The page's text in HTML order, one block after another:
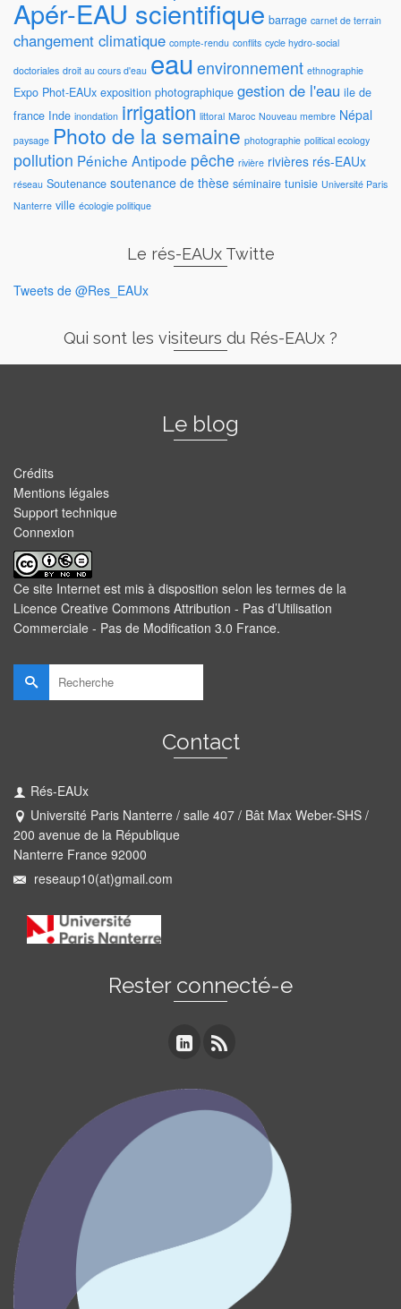
Apér-EAU scientifique barrage carnet de terrain
changement climatique compte-rendu conflits cycle hydro-social
doctoriales droit au cours d'eau eau environnement ethnographie
Expo Phot-EAUx exposition photographique gestion de l'eau ile de
france Inde inondation irrigation littoral Maroc Nouveau membre Népal
paysage Photo de la semaine photographie political ecology
pollution Péniche Antipode pêche rivière rivières rés-EAUx
réseau Soutenance soutenance de thèse séminaire tunisie Université Paris
Nanterre ville écologie politique
Le rés-EAUx Twitte
Tweets de @Res_EAUx
Qui sont les visiteurs du Rés-EAUx ?
Le blog
Crédits
Mentions légales
Support technique
Connexion
Ce site Internet est mis à disposition selon les termes de la
Licence Creative Commons Attribution - Pas d’Utilisation
Commerciale - Pas de Modification 3.0 France.
Rechercher :
Contact
Rés-EAUx
Université Paris Nanterre / salle 407 / Bât Max Weber-SHS /
200 avenue de la République
Nanterre France 92000
reseaup10(at)gmail.com
Rester connecté-e